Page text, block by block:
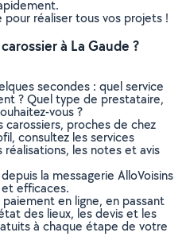
réaliser tous vos projets !
à La Gaude ?
secondes : quel service
? Quel type de prestataire,
vous ?
proches de chez
consultez les services
les notes et avis
la messagerie AlloVoisins
efficaces.
en ligne, en passant
des lieux, les devis et les
à chaque étape de votre